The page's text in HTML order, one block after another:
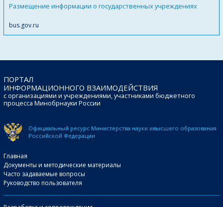
Размещение информации о государственных учреждениях
bus.gov.ru
ПОРТАЛ
ИНФОРМАЦИОННОГО ВЗАИМОДЕЙСТВИЯ
с организациями и учреждениями, участниками бюджетного
процесса Минобрнауки России
Официальный ресурс Министерства науки ивысшего образования
Российской Федерации
Главная
Документы и методические материалы
Часто задаваемые вопросы
Руководство пользователя